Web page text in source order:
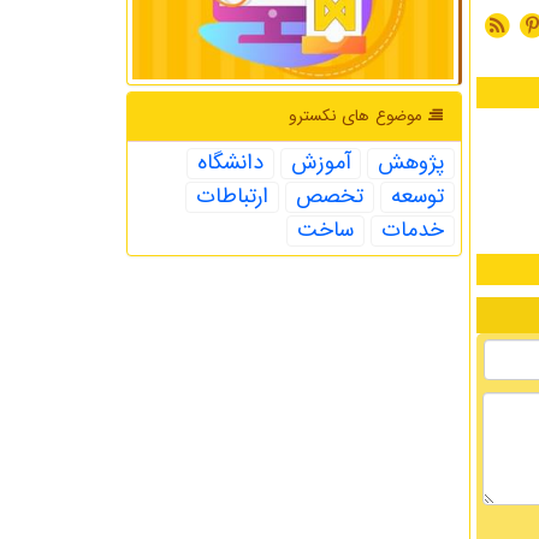
موضوع های نكسترو
پژوهش آموزش
دانشگاه
توسعه
تخصص
ارتباطات
خدمات
ساخت